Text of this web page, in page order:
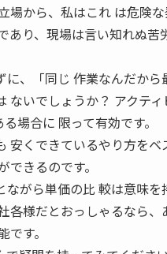
場から、私はこれ は危険な
あり、現場は言い知れぬ
、「同じ 作業なんだか
ないでしょうか？ アクテ
場合に 限って有効です。
安くできているやり方を
きるのです。
がら単価の比 較は意味を
各様だとおっしゃるなら
す。